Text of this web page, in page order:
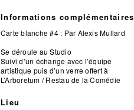
Informations complémentaires
Carte blanche #4 : Par Alexis Mullard
Se déroule au Studio
Suivi d’un échange avec l’équipe
artistique puis d’un verre offert à
L’Arboretum / Restau de la Comédie
Lieu